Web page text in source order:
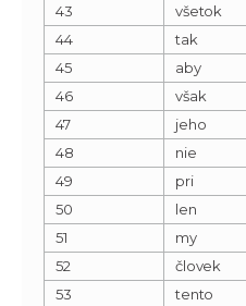
43
všetok
44
tak
45
aby
46
však
47
jeho
48
nie
49
pri
50
len
51
my
52
človek
53
tento